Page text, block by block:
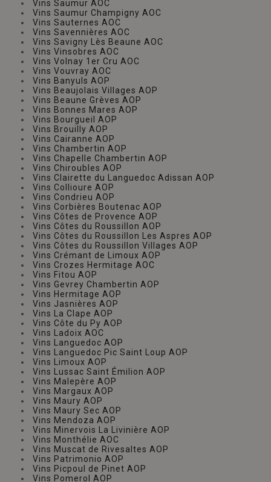
Vins Saumur AOC
Vins Saumur Champigny AOC
Vins Sauternes AOC
Vins Savennières AOC
Vins Savigny Lès Beaune AOC
Vins Vinsobres AOC
Vins Volnay 1er Cru AOC
Vins Vouvray AOC
Vins Banyuls AOP
Vins Beaujolais Villages AOP
Vins Beaune Grèves AOP
Vins Bonnes Mares AOP
Vins Bourgueil AOP
Vins Brouilly AOP
Vins Cairanne AOP
Vins Chambertin AOP
Vins Chapelle Chambertin AOP
Vins Chiroubles AOP
Vins Clairette du Languedoc Adissan AOP
Vins Collioure AOP
Vins Condrieu AOP
Vins Corbières Boutenac AOP
Vins Côtes de Provence AOP
Vins Côtes du Roussillon AOP
Vins Côtes du Roussillon Les Aspres AOP
Vins Côtes du Roussillon Villages AOP
Vins Crémant de Limoux AOP
Vins Crozes Hermitage AOC
Vins Fitou AOP
Vins Gevrey Chambertin AOP
Vins Hermitage AOP
Vins Jasnières AOP
Vins La Clape AOP
Vins Côte du Py AOP
Vins Ladoix AOC
Vins Languedoc AOP
Vins Languedoc Pic Saint Loup AOP
Vins Limoux AOP
Vins Lussac Saint Émilion AOP
Vins Malepère AOP
Vins Margaux AOP
Vins Maury AOP
Vins Maury Sec AOP
Vins Mendoza AOP
Vins Minervois La Livinière AOP
Vins Monthélie AOC
Vins Muscat de Rivesaltes AOP
Vins Patrimonio AOP
Vins Picpoul de Pinet AOP
Vins Pomerol AOP